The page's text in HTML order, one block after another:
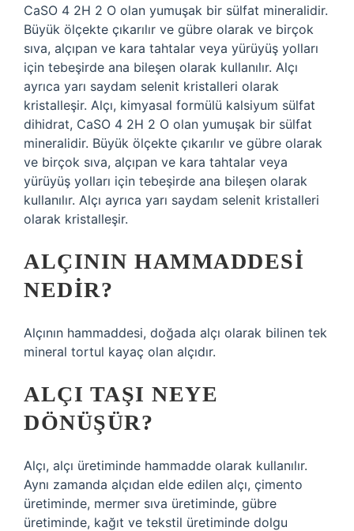
CaSO 4 2H 2 O olan yumuşak bir sülfat mineralidir.
Büyük ölçekte çıkarılır ve gübre olarak ve birçok
sıva, alçıpan ve kara tahtalar veya yürüyüş yolları
için tebeşirde ana bileşen olarak kullanılır. Alçı
ayrıca yarı saydam selenit kristalleri olarak
kristalleşir. Alçı, kimyasal formülü kalsiyum sülfat
dihidrat, CaSO 4 2H 2 O olan yumuşak bir sülfat
mineralidir. Büyük ölçekte çıkarılır ve gübre olarak
ve birçok sıva, alçıpan ve kara tahtalar veya
yürüyüş yolları için tebeşirde ana bileşen olarak
kullanılır. Alçı ayrıca yarı saydam selenit kristalleri
olarak kristalleşir.
ALÇININ HAMMADDESI
NEDIR?
Alçının hammaddesi, doğada alçı olarak bilinen tek
mineral tortul kayaç olan alçıdır.
ALÇI TAŞI NEYE
DÖNÜŞÜR?
Alçı, alçı üretiminde hammadde olarak kullanılır.
Aynı zamanda alçıdan elde edilen alçı, çimento
üretiminde, mermer sıva üretiminde, gübre
üretiminde, kağıt ve tekstil üretiminde dolgu